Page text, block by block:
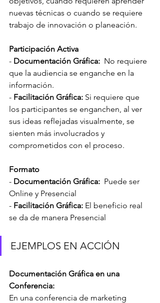
nuevas técnicas o cuando se requiere
trabajo de innovación o planeación.
Participación Activa
- Documentación Gráfica:
  No requiere
que la audiencia se enganche en la
información.
- Facilitación Gráfica: Si requiere que
los participantes se enganchen, al ver
sus ideas reflejadas visualmente, se
sienten más involucrados y
comprometidos con el proceso.
Formato
- Documentación Gráfica: Puede ser
Online y Presencial
- Facilitación Gráfica: El beneficio real
se da de manera Presencial
EJEMPLOS EN ACCIÓN
Documentación Gráfica en una
Conferencia:
En una conferencia de marketing